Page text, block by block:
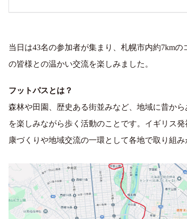
当日は43名の参加者が集まり、札幌市内約7km
の皆様との温かい交流を楽しみました。
フットパスとは？
森林や田園、歴史ある街並みなど、地域に昔から
を楽しみながら歩く活動のことです。イギリス
康づくりや地域交流の一環として各地で取り組み